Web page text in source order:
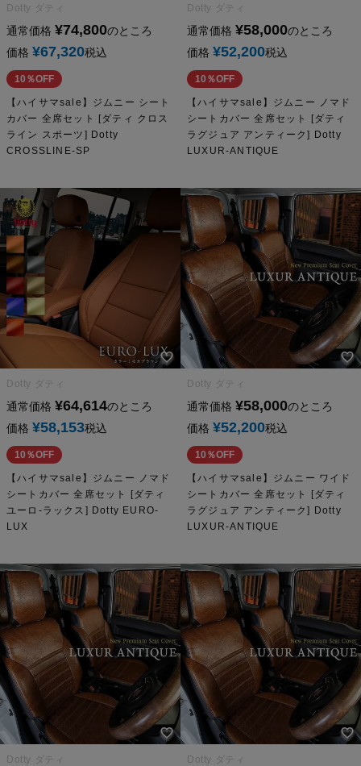
Dotty ダティ
通常価格 ¥74,800のところ
価格 ¥67,320税込
10％OFF
【ハイサマsale】ジムニー シート
カバー 全席セット [ダティ クロス
ライン スポーツ] Dotty
CROSSLINE-SP
Dotty ダティ
通常価格 ¥58,000のところ
価格 ¥52,200税込
10％OFF
【ハイサマsale】ジムニー ノマド
シートカバー 全席セット [ダティ
ラグジュア アンティーク] Dotty
LUXUR-ANTIQUE
Dotty ダティ
通常価格 ¥64,614のところ
価格 ¥58,153税込
10％OFF
【ハイサマsale】ジムニー ノマド
シートカバー 全席セット [ダティ
ユーロ-ラックス] Dotty EURO-
LUX
Dotty ダティ
通常価格 ¥58,000のところ
価格 ¥52,200税込
10％OFF
【ハイサマsale】ジムニー ワイド
シートカバー 全席セット [ダティ
ラグジュア アンティーク] Dotty
LUXUR-ANTIQUE
Dotty ダティ Dotty ダティ